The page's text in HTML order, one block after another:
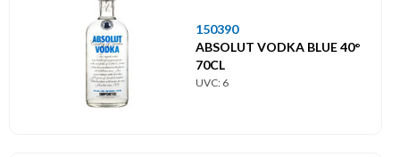
150390
ABSOLUT VODKA BLUE 40°
70CL
UVC: 6